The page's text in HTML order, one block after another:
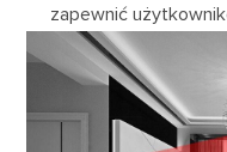
zapewnić